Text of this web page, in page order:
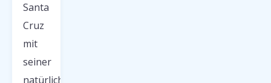
Santa
Cruz
mit
seiner
natürlichen